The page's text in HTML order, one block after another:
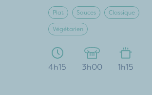
Plat Sauces Classique
Végétarien
4h15 3h00 1h15